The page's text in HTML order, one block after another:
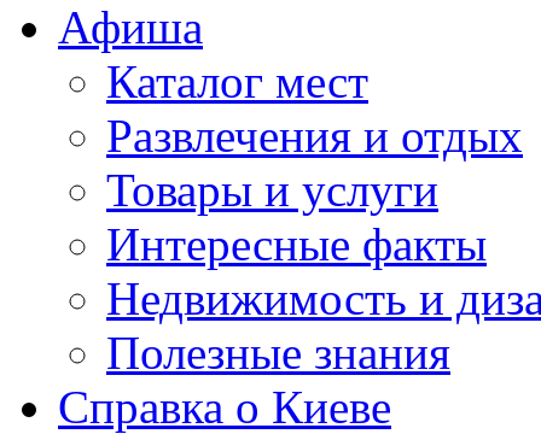
Афиша
Каталог мест
Развлечения и отдых
Товары и услуги
Интересные факты
Недвижимость и
Полезные знания
Справка о Киеве